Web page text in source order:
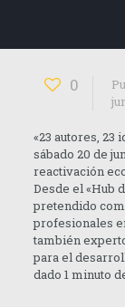
0
«23 autores, 23
sábado 20 de
reactivación
Desde el «Hub
pretendido
profesionales
también
para el
dado 1 minuto